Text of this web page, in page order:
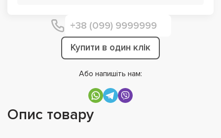
Купити в один клік
Або напишіть нам:
Опис товару